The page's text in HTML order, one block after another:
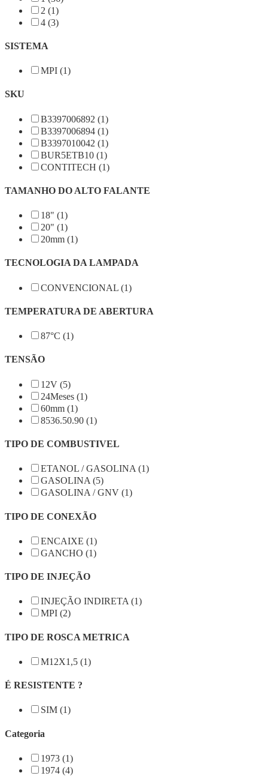
2 (1)
4 (3)
SISTEMA
MPI (1)
SKU
B3397006892 (1)
B3397006894 (1)
B3397010042 (1)
BUR5ETB10 (1)
CONTITECH (1)
TAMANHO DO ALTO FALANTE
18" (1)
20" (1)
20mm (1)
TECNOLOGIA DA LAMPADA
CONVENCIONAL (1)
TEMPERATURA DE ABERTURA
87°C (1)
TENSÃO
12V (5)
24Meses (1)
60mm (1)
8536.50.90 (1)
TIPO DE COMBUSTIVEL
ETANOL / GASOLINA (1)
GASOLINA (5)
GASOLINA / GNV (1)
TIPO DE CONEXÃO
ENCAIXE (1)
GANCHO (1)
TIPO DE INJEÇÃO
INJEÇÃO INDIRETA (1)
MPI (2)
TIPO DE ROSCA METRICA
M12X1,5 (1)
É RESISTENTE ?
SIM (1)
Categoria
1973 (1)
1974 (4)